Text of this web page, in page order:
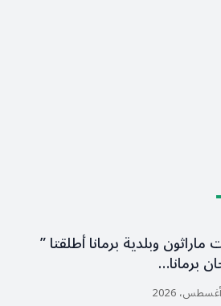
ماراثون وبلدية برمانا أطلقتا ”
برمانا…